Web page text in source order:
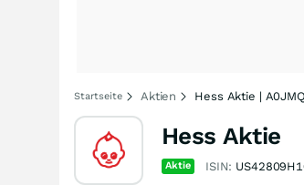
Startseite Aktien Hess Aktie |
Hess Aktie
Aktie ISIN: